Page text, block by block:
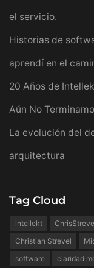
el servicio.
Historias de
aprendí en el
20 Años de
Aún No
La evolución del
arquitectura
Tag Cloud
intellekt
Christian Strevel
software
claridad